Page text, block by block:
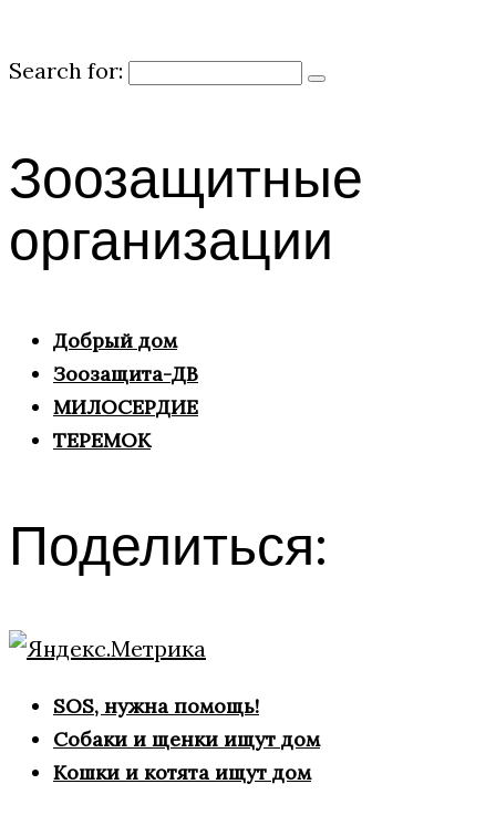
Search for:
Зоозащитные
организации
Добрый дом
Зоозащита-ДВ
МИЛОСЕРДИЕ
ТЕРЕМОК
Поделиться:
SOS, нужна помощь!
Собаки и щенки ищут дом
Кошки и котята ищут дом